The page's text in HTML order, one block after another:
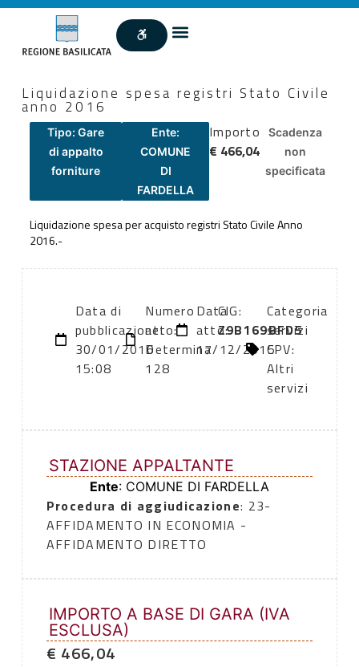
Liquidazione spesa registri Stato Civile
anno 2016
Tipo: Gare
di appalto
forniture
Ente:
COMUNE
DI
FARDELLA
Importo
€ 466,04
Scadenza
non
specificata
Liquidazione spesa per acquisto registri Stato Civile Anno
2016.-
Data di
pubblicazione:
30/01/2016
15:08
Numero
atto:
Determina
128
Data
atto:
17/12/2015
CIG:
Z9B169BFD5
Categoria
servizi
CPV:
Altri
servizi
STAZIONE APPALTANTE
Ente: COMUNE DI FARDELLA
Procedura di aggiudicazione: 23-
AFFIDAMENTO IN ECONOMIA -
AFFIDAMENTO DIRETTO
IMPORTO A BASE DI GARA (IVA
ESCLUSA)
€ 466,04